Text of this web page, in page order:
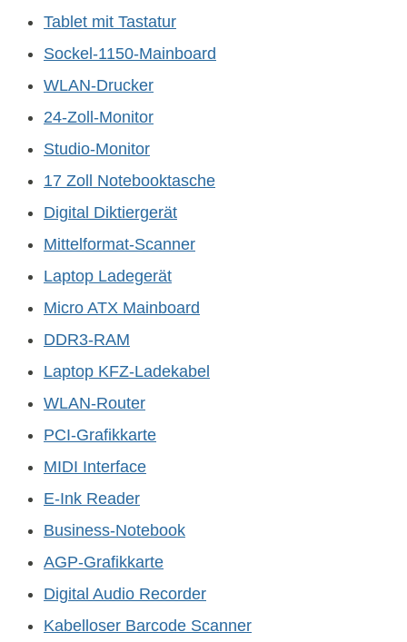
Tablet mit Tastatur
Sockel-1150-Mainboard
WLAN-Drucker
24-Zoll-Monitor
Studio-Monitor
17 Zoll Notebooktasche
Digital Diktiergerät
Mittelformat-Scanner
Laptop Ladegerät
Micro ATX Mainboard
DDR3-RAM
Laptop KFZ-Ladekabel
WLAN-Router
PCI-Grafikkarte
MIDI Interface
E-Ink Reader
Business-Notebook
AGP-Grafikkarte
Digital Audio Recorder
Kabelloser Barcode Scanner